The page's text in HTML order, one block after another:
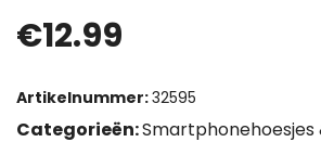
€12.99
Artikelnummer:32595
Categorieën:Smartphonehoesjes